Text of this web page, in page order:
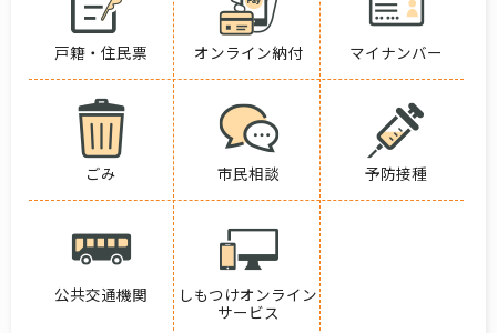
戸籍・住民票 オンライン納付 マイナンバー
ごみ 市民相談 予防接種
公共交通機関
しもつけオンライン
サービス